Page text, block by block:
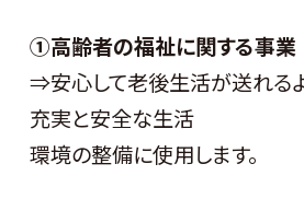
①高齢者の福祉に関する事業
⇒安心して老後生活が送れる
充実と安全な生活
環境の整備に使用します。